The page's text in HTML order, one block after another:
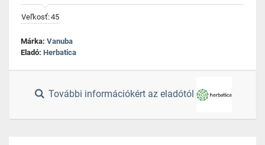
Veľkosť:45
Márka: Vanuba
Eladó: Herbatica
További információkért az eladótól